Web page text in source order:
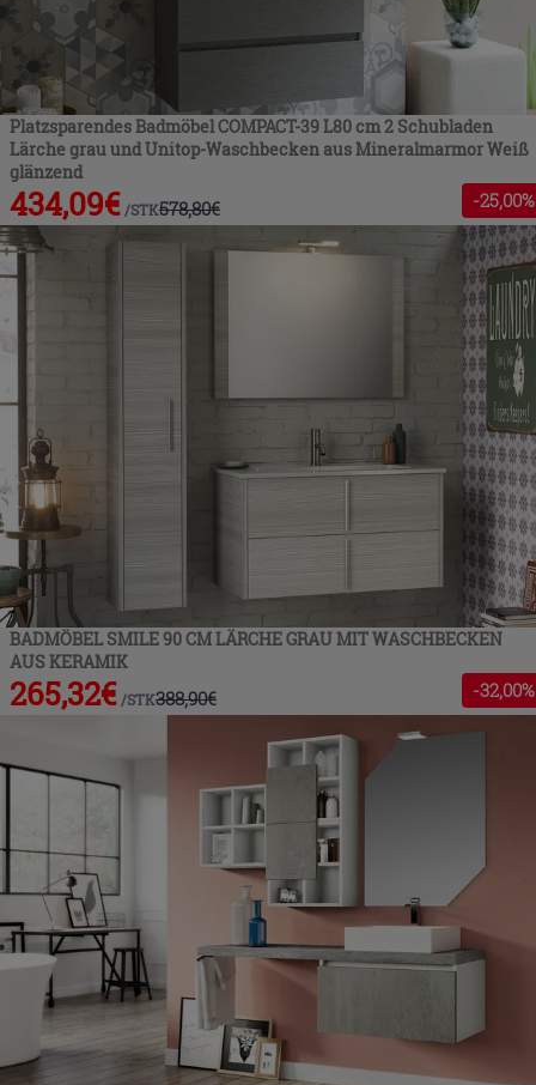
Platzsparendes Badmöbel COMPACT-39 L80 cm 2 Schubladen
Lärche grau und Unitop-Waschbecken aus Mineralmarmor Weiß
glänzend
434,09€ /STK578,80€ -25,00%
BADMÖBEL SMILE 90 CM LÄRCHE GRAU MIT WASCHBECKEN
AUS KERAMIK
265,32€ /STK388,90€ -32,00%